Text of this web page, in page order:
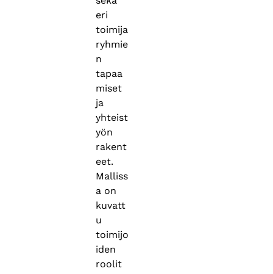
eri
toimija
ryhmie
n
tapaa
miset
ja
yhteist
yön
rakent
eet.
Malliss
a on
kuvatt
u
toimijo
iden
roolit